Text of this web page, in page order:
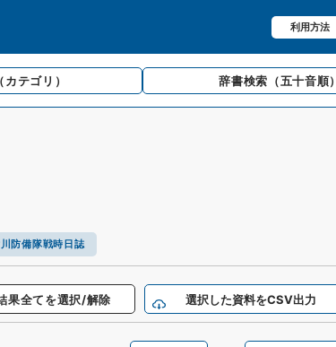
利用方法
（カテゴリ） 辞書検索 （五十音順）
防備隊戦時日誌
果全てを選択/解除 選択した資料をCSV出力